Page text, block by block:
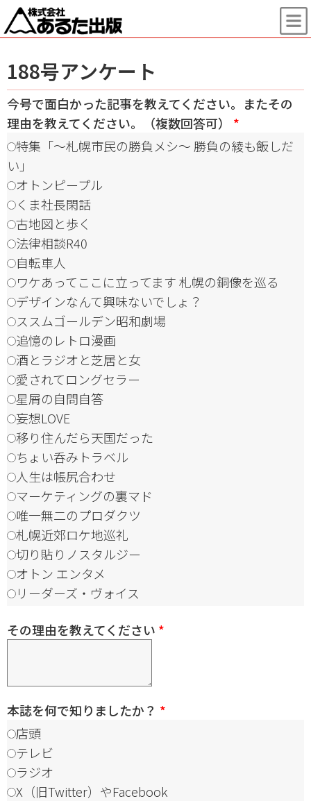
188号アンケート
今号で面白かった記事を教えてください。またその
理由を教えてください。（複数回答可） *
特集「～札幌市民の勝負メシ～ 勝負の綾も飯しだ
い」
オトンピープル
くま社長閑話
古地図と歩く
法律相談R40
自転車人
ワケあってここに立ってます 札幌の銅像を巡る
デザインなんて興味ないでしょ？
ススムゴールデン昭和劇場
追憶のレトロ漫画
酒とラジオと芝居と女
愛されてロングセラー
星屑の自問自答
妄想LOVE
移り住んだら天国だった
ちょい呑みトラベル
人生は帳尻合わせ
マーケティングの裏マド
唯一無二のプロダクツ
札幌近郊ロケ地巡礼
切り貼りノスタルジー
オトン エンタメ
リーダーズ・ヴォイス
その理由を教えてください *
本誌を何で知りましたか？ *
店頭
テレビ
ラジオ
X（旧Twitter）やFacebook